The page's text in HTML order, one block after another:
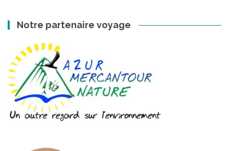
Notre partenaire voyage